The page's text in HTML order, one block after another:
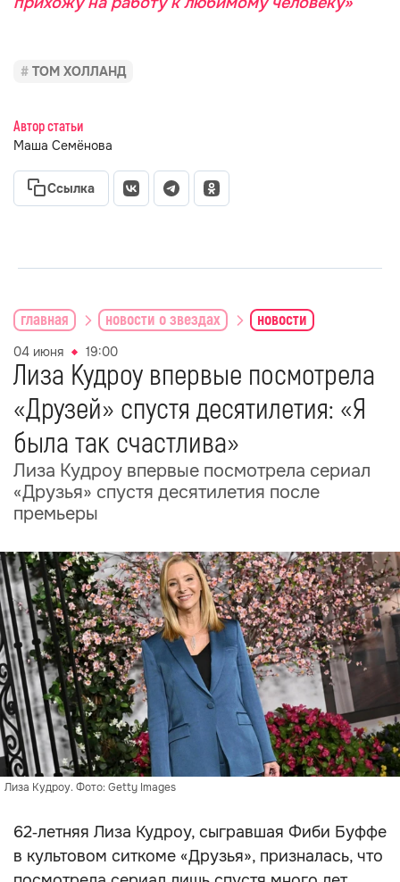
ТОМ ХОЛЛАНД
Автор статьи
Маша Семёнова
Ссылка
главная новости о звездах новости
04 июня 19:00
Лиза Кудроу впервые посмотрела
«Друзей» спустя десятилетия: «Я
была так счастлива»
Лиза Кудроу впервые посмотрела сериал
«Друзья» спустя десятилетия после
премьеры
Лиза Кудроу. Фото: Getty Images
62‑летняя Лиза Кудроу, сыгравшая Фиби Буффе
в культовом ситкоме «Друзья», призналась, что